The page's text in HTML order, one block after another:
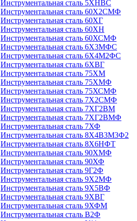
Инструментальная сталь 5ХНВС
Инструментальная сталь 60Х2СМФ
Инструментальная сталь 60ХГ
Инструментальная сталь 60ХН
Инструментальная сталь 60ХСМФ
Инструментальная сталь 6Х3МФС
Инструментальная сталь 6Х4М2ФС
Инструментальная сталь 6ХВГ
Инструментальная сталь 75ХМ
Инструментальная сталь 75ХМФ
Инструментальная сталь 75ХСМФ
Инструментальная сталь 7Х2СМФ
Инструментальная сталь 7ХГ2ВМ
Инструментальная сталь 7ХГ2ВМФ
Инструментальная сталь 7ХФ
Инструментальная сталь 8Х4В3М3Ф2
Инструментальная сталь 8Х6НФТ
Инструментальная сталь 90ХМФ
Инструментальная сталь 90ХФ
Инструментальная сталь 9Г2Ф
Инструментальная сталь 9Х2МФ
Инструментальная сталь 9Х5ВФ
Инструментальная сталь 9ХВГ
Инструментальная сталь 9ХФМ
Инструментальная сталь В2Ф